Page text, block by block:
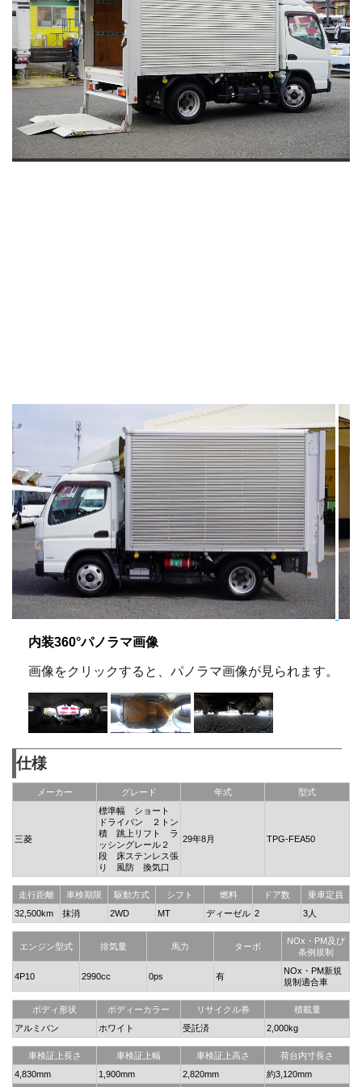
内装360°パノラマ画像
画像をクリックすると、パノラマ画像が見られます。
仕様
メーカー グレード 年式 型式
三菱
標準幅 ショート
ドライバン ２トン
積 跳上リフト ラ
ッシングレール２
段 床ステンレス張
り 風防 換気口
29年8月 TPG-FEA50
走行距離 車検期限 駆動方式 シフト 燃料 ドア数
乗車定員
32,500km
抹消 2WD MT ディーゼル 2 3人
エンジン型式 排気量 馬力 ターボ
NOx・PM及び
条例規制
4P10 2990cc 0ps 有
NOx・PM新規
規制適合車
ボディ形状 ボディーカラー リサイクル券
積載量
アルミバン
ホワイト 受託済 2,000kg
車検証上長さ 車検証上幅 車検証上高さ
荷台内寸長さ
4,830mm
1,900mm 2,820mm 約3,120mm